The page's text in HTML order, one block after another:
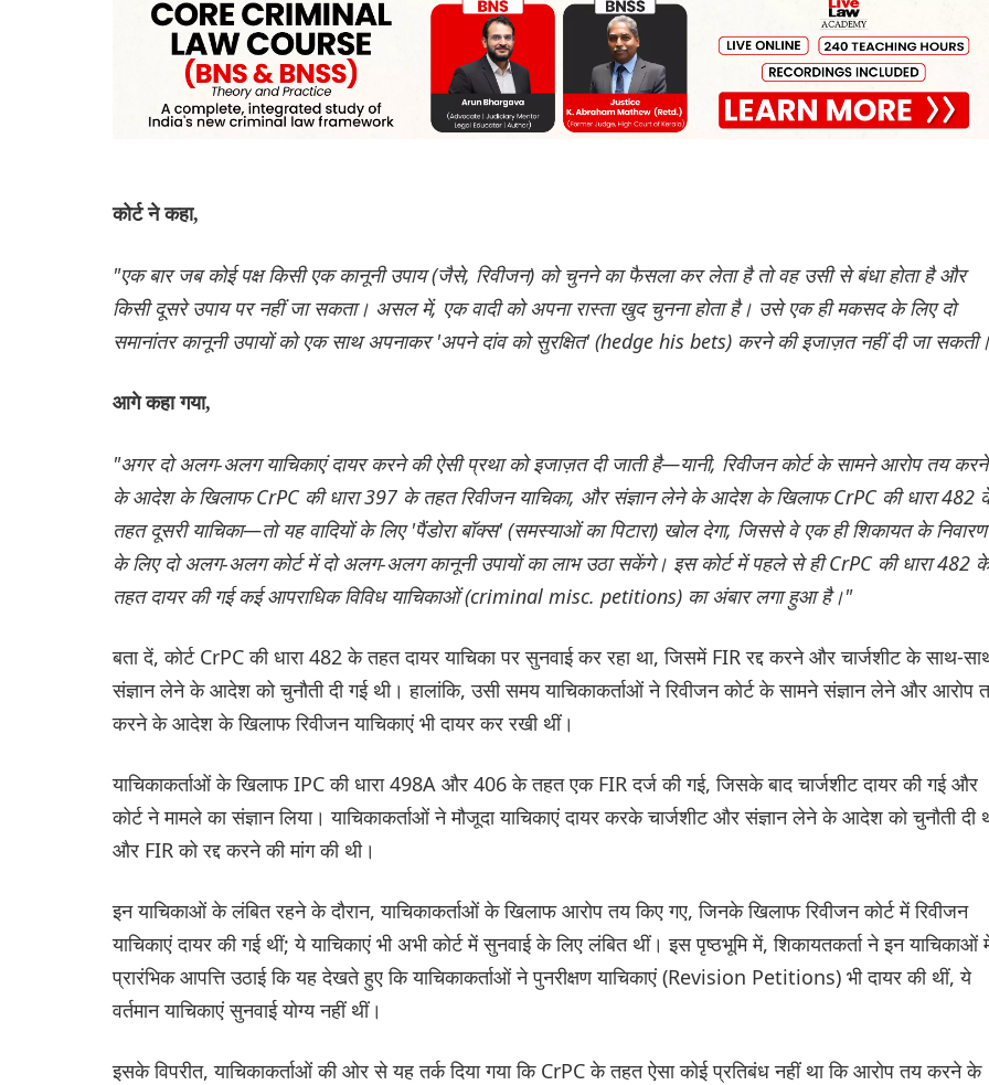
कोर्ट ने कहा,
"एक बार जब कोई पक्ष किसी एक कानूनी उपाय (जैसे, रिवीजन) को चुनने का फैसला कर लेता है तो वह उसी से बंधा होता है और
किसी दूसरे उपाय पर नहीं जा सकता। असल में, एक वादी को अपना रास्ता खुद चुनना होता है। उसे एक ही मकसद के लिए दो
समानांतर कानूनी उपायों को एक साथ अपनाकर 'अपने दांव को सुरक्षित' (hedge his bets) करने की इजाज़त नहीं दी जा
आगे कहा गया,
"अगर दो अलग-अलग याचिकाएं दायर करने की ऐसी प्रथा को इजाज़त दी जाती है—यानी, रिवीजन कोर्ट के सामने आरोप तय करने
के आदेश के खिलाफ CrPC की धारा 397 के तहत रिवीजन याचिका, और संज्ञान लेने के आदेश के खिलाफ CrPC की धारा 482
तहत दूसरी याचिका—तो यह वादियों के लिए 'पैंडोरा बॉक्स' (समस्याओं का पिटारा) खोल देगा, जिससे वे एक ही शिकायत के निवारण
के लिए दो अलग-अलग कोर्ट में दो अलग-अलग कानूनी उपायों का लाभ उठा सकेंगे। इस कोर्ट में पहले से ही CrPC की धारा 482 के
तहत दायर की गई कई आपराधिक विविध याचिकाओं (criminal misc. petitions) का अंबार लगा हुआ है।"
बता दें, कोर्ट CrPC की धारा 482 के तहत दायर याचिका पर सुनवाई कर रहा था, जिसमें FIR रद्द करने और चार्जशीट के साथ-
संज्ञान लेने के आदेश को चुनौती दी गई थी। हालांकि, उसी समय याचिकाकर्ताओं ने रिवीजन कोर्ट के सामने संज्ञान लेने और आरोप
करने के आदेश के खिलाफ रिवीजन याचिकाएं भी दायर कर रखी थीं।
याचिकाकर्ताओं के खिलाफ IPC की धारा 498A और 406 के तहत एक FIR दर्ज की गई, जिसके बाद चार्जशीट दायर की गई और
कोर्ट ने मामले का संज्ञान लिया। याचिकाकर्ताओं ने मौजूदा याचिकाएं दायर करके चार्जशीट और संज्ञान लेने के आदेश को चुनौती दी
और FIR को रद्द करने की मांग की थी।
इन याचिकाओं के लंबित रहने के दौरान, याचिकाकर्ताओं के खिलाफ आरोप तय किए गए, जिनके खिलाफ रिवीजन कोर्ट में रिवीजन
याचिकाएं दायर की गई थीं; ये याचिकाएं भी अभी कोर्ट में सुनवाई के लिए लंबित थीं। इस पृष्ठभूमि में, शिकायतकर्ता ने इन याचिकाओं
प्रारंभिक आपत्ति उठाई कि यह देखते हुए कि याचिकाकर्ताओं ने पुनरीक्षण याचिकाएं (Revision Petitions) भी दायर की थीं, ये
वर्तमान याचिकाएं सुनवाई योग्य नहीं थीं।
इसके विपरीत, याचिकाकर्ताओं की ओर से यह तर्क दिया गया कि CrPC के तहत ऐसा कोई प्रतिबंध नहीं था कि आरोप तय करने के